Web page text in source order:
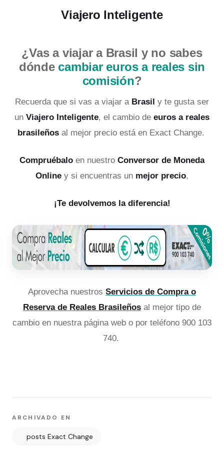
Viajero Inteligente
¿Vas a viajar a Brasil y no sabes
dónde cambiar euros a reales sin
comisión?
Recuerda que si vas a viajar a Brasil y te gusta ser
un Viajero Inteligente, el cambio de euros a reales
brasileñosal mejor precio está en Exact Change.
Compruébalo en nuestro Conversor de Moneda
Online y si encuentras un mejor precio,
¡Te devolvemos la diferencia!
Aprovecha nuestros Servicios de Compra o
Reserva de Reales Brasileños al mejor tipo de
cambio en nuestra página web o por teléfono 900 103
740.
ARCHIVADO EN
posts Exact Change